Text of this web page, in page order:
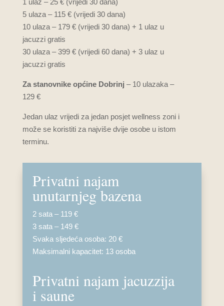
1 ulaz – 25 € (vrijedi 30 dana)
5 ulaza – 115 € (vrijedi 30 dana)
10 ulaza – 179 € (vrijedi 30 dana) + 1 ulaz u
jacuzzi gratis
30 ulaza – 399 € (vrijedi 60 dana) + 3 ulaz u
jacuzzi gratis
Za stanovnike općine Dobrinj – 10 ulazaka –
129 €
Jedan ulaz vrijedi za jedan posjet wellness zoni i
može se koristiti za najviše dvije osobe u istom
terminu.
Privatni najam
unutarnjeg bazena
2 sata – 119 €
3 sata – 149 €
Svaka sljedeća osoba: 20 €
Maksimalni kapacitet: 13 osoba
Privatni najam jacuzzija
i saune